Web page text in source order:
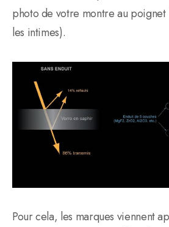
photo de votre montre au poignet
les intimes).
Pour cela, les marques viennent